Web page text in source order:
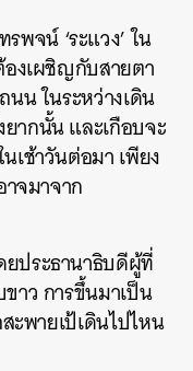
พจน์ ‘ระแวง’ ใน
องเผชิญกับสายตา
น ในระหว่างเดิน
ากนั้น และเกือบจะ
เช้าวันต่อมา เพียง
จมาจาก
ยประธานาธิบดีผู้ที่
าว การขึ้นมาเป็น
ะพายเป้เดินไปไหน